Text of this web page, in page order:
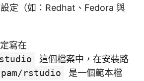
定（如：Redhat、Fedora 與
寫在
這個檔案中，在安裝路
rstudio
是一個範本檔